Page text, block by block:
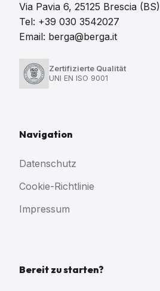
Via Pavia 6, 25125 Brescia (BS)
Tel: +39 030 3542027
Email: berga@berga.it
Zertifizierte Qualität
UNI EN ISO 9001
Navigation
Datenschutz
Cookie-Richtlinie
Impressum
Bereit zu starten?